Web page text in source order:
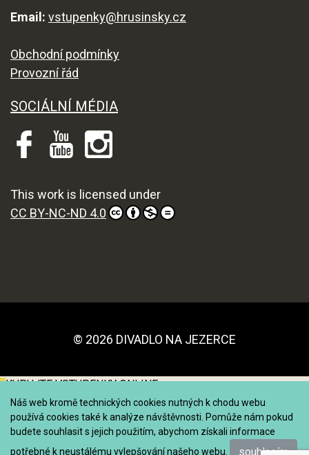
Email: vstupenky@hrusinsky.cz
Obchodní podmínky
Provozní řád
SOCIÁLNÍ MÉDIA
This work is licensed under
CC BY-NC-ND 4.0
© 2026 DIVADLO NA JEZERCE
Náš web kromě technických cookies nutných k chodu webu
používá cookies také k analýze návštěvnosti. Pomůže nám pokud
budete souhlasit s jejich použitím, abychom získali informace
potřebné k neustálému vylepšování našeho webu.
souhlasím
KUPUJTE VSTUPENKY ONLINE